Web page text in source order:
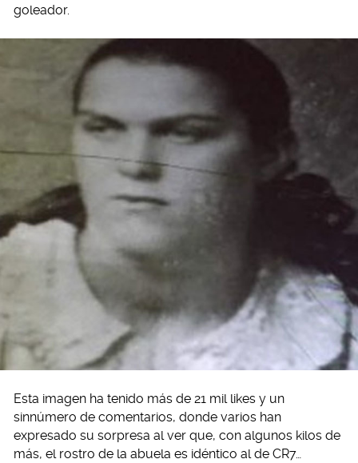
goleador.
Esta imagen ha tenido más de 21 mil likes y un
sinnúmero de comentarios, donde varios han
expresado su sorpresa al ver que, con algunos kilos de
más, el rostro de la abuela es idéntico al de CR7…